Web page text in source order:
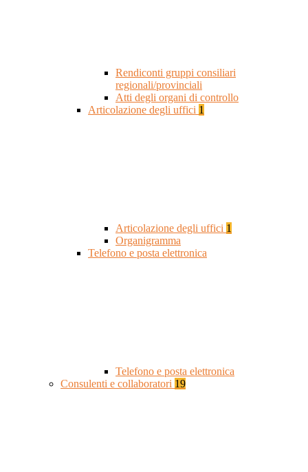
Rendiconti gruppi consiliari
regionali/provinciali
Atti degli organi di controllo
Articolazione degli uffici 1
Articolazione degli uffici 1
Organigramma
Telefono e posta elettronica
Telefono e posta elettronica
Consulenti e collaboratori 19